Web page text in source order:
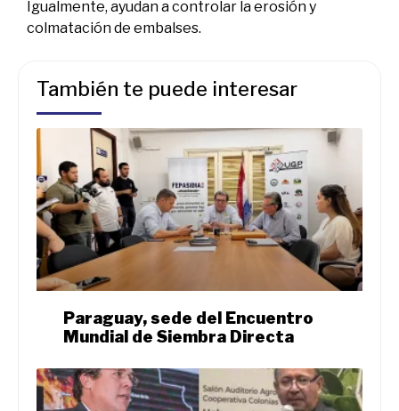
Igualmente, ayudan a controlar la erosión y
colmatación de embalses.
También te puede interesar
Paraguay, sede del Encuentro
Mundial de Siembra Directa